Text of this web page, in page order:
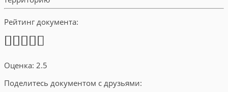
Рейтинг документа:
Оценка: 2.5
Поделитесь документом с друзьями: